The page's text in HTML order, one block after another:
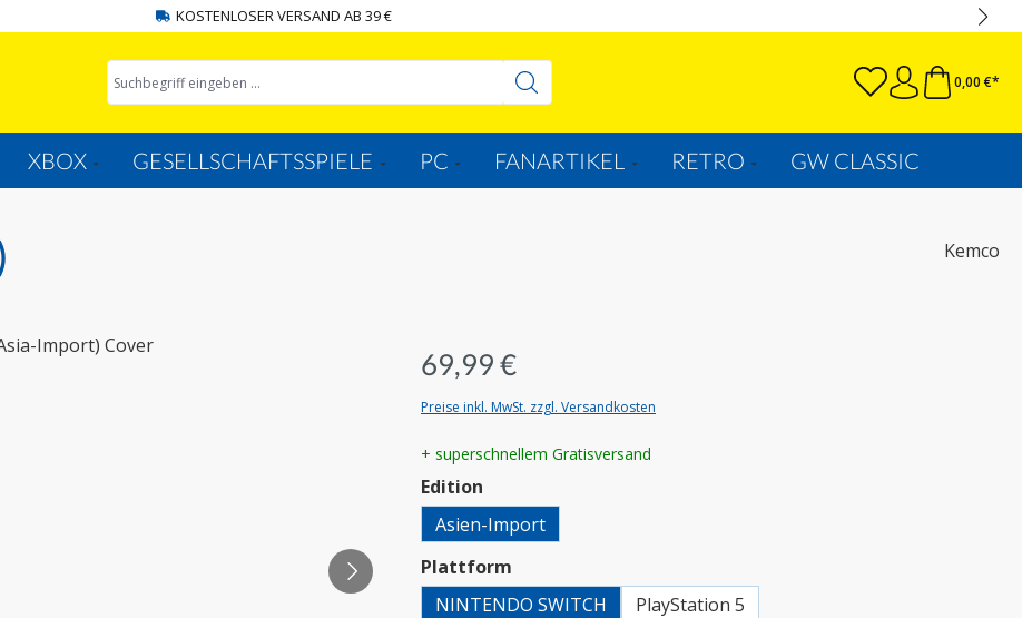
KOSTENLOSER VERSAND AB 39 €
0,00 €*
XBOX GESELLSCHAFTSSPIELE PC FANARTIKEL RETRO GW CLASSIC
Kemco
69,99 €
Preise inkl. MwSt. zzgl. Versandkosten
+ superschnellem Gratisversand
Edition
Asien-Import
Plattform
NINTENDO SWITCH
PlayStation 5